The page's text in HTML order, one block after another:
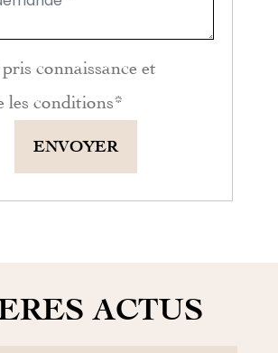
connaissance et
les conditions *
ENVOYER
ACTUS